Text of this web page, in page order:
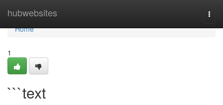
hubwebsites
Home
Home
1
```text